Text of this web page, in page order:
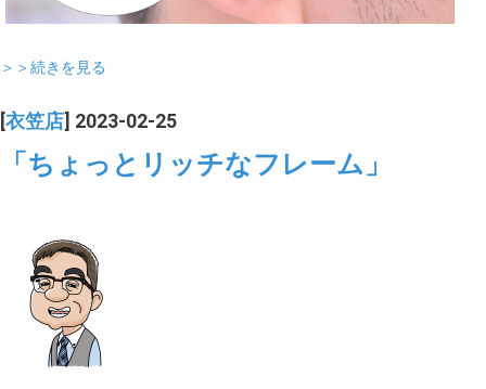
＞＞続きを見る
[衣笠店] 2023-02-25
「ちょっとリッチなフレーム」